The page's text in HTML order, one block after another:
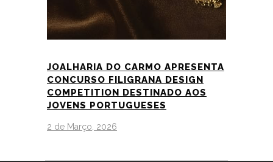
JOALHARIA DO CARMO APRESENTA
CONCURSO FILIGRANA DESIGN
COMPETITION DESTINADO AOS
JOVENS PORTUGUESES
2 de Março, 2026